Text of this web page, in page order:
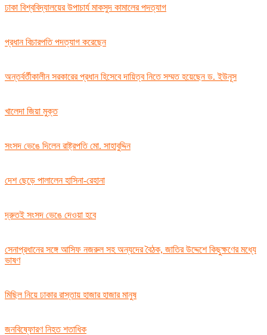
ঢাকা বিশ্ববিদ্যালয়ের উপাচার্য মাকসুদ কামালের পদত্যাগ
প্রধান বিচারপতি পদত্যাগ করেছেন
অন্তর্বর্তীকালীন সরকারের প্রধান হিসেবে দায়িত্ব নিতে সম্মত হয়েছেন ড. ইউনূস
খালেদা জিয়া মুক্ত
সংসদ ভেঙে দিলেন রাষ্ট্রপতি মো. সাহাবুদ্দিন
দেশ ছেড়ে পালালেন হাসিনা-রেহানা
দ্রুতই সংসদ ভেঙে দেওয়া হবে
সেনাপ্রধানের সঙ্গে আসিফ নজরুল সহ অন্যদের বৈঠক, জাতির উদ্দেশে কিছুক্ষণের মধ্যে
ভাষণ
মিছিল নিয়ে ঢাকার রাস্তায় হাজার হাজার মানুষ
জনবিষ্ফোরণ নিহত শতাধিক